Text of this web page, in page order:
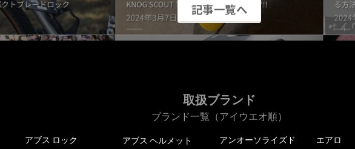
記事一覧へ
取扱ブランド
ブランド一覧（アイウエオ順）
アブス ロック アブス ヘルメット アンオーソライズド エアロ